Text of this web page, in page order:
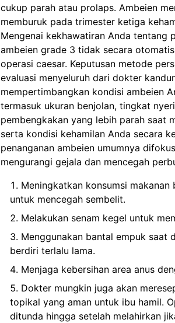
cukup parah atau prolaps. Ambeien
memburuk pada trimester ketiga
Mengenai kekhawatiran Anda tentang
ambeien grade 3 tidak secara
operasi caesar. Keputusan metode
evaluasi menyeluruh dari dokter
mempertimbangkan kondisi ambeien
termasuk ukuran benjolan, tingkat
pembengkakan yang lebih parah saat
serta kondisi kehamilan Anda secara
penanganan ambeien umumnya
mengurangi gejala dan mencegah
Meningkatkan konsumsi
untuk mencegah sembelit.
Melakukan senam kegel untuk
Menggunakan bantal empuk saat
berdiri terlalu lama.
Menjaga kebersihan area anus
Dokter mungkin juga akan
topikal yang aman untuk ibu hamil.
ditunda hingga setelah melahirkan